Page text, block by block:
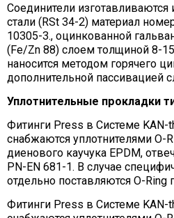
Соединители изготавливаются
стали (RSt 34-2) материал
10305-3., оцинкованной
(Fe/Zn 88) слоем толщиной 8-
наносится методом горячего
дополнительной пассивацией
Уплотнительные прокладки
Фитинги Press в Системе KAN-
снабжаются уплотнителями O-
диенового каучука EPDM,
PN-EN 681-1. В случае
отдельно поставляются O-Ring
Фитинги Press в Системе KAN-